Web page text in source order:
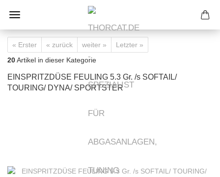
« Erster « zurück weiter »
Letzter »
20Artikel in dieser Kategorie
EINSPRITZDÜSE FEULING 5.3 Gr. /s SOFTAIL/
TOURING/ DYNA/ SPORTSTER